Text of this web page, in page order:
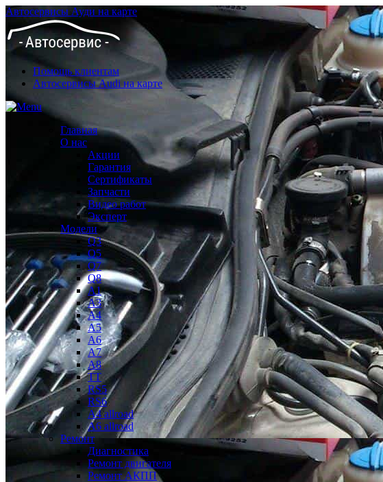
Автосервисы Ауди на карте
Помощь клиентам
Автосервисы Audi на карте
Главная
О нас
Акции
Гарантия
Сертификаты
Запчасти
Видео работ
Эксперт
Модели
Q3
Q5
Q7
Q8
A1
A3
A4
A5
A6
A7
A8
TT
RS5
RS6
A4 allroad
A6 allroad
Ремонт
Диагностика
Ремонт двигателя
Ремонт АКПП